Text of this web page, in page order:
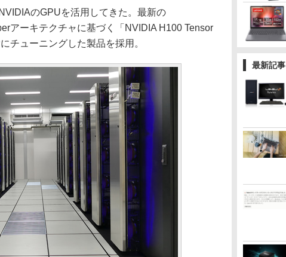
最新記事
のGPUを活用してきた。最新の
アーキテクチャに基づく「NVIDIA H100 Tensor
チューニングした製品を採用。